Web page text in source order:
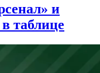
и
таблице